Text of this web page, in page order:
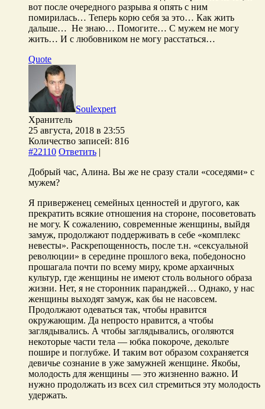
вот после очередного разрыва я опять с ним
помирилась… Теперь корю себя за это… Как жить
дальше… Не знаю… Помогите… С мужем не могу
жить… И с любовником не могу расстаться…
Quote
Soulexpert
Хранитель
25 августа, 2018 в 23:55
Количество записей: 816
#22110 Ответить |
Добрый час, Алина. Вы же не сразу стали «соседями» с
мужем?
Я приверженец семейных ценностей и другого, как
прекратить всякие отношения на стороне, посоветовать
не могу. К сожалению, современные женщины, выйдя
замуж, продолжают поддерживать в себе «комплекс
невесты». Раскрепощенность, после т.н. «сексуальной
революции» в середине прошлого века, победоносно
прошагала почти по всему миру, кроме архаичных
культур, где женщины не имеют столь вольного образа
жизни. Нет, я не сторонник паранджей… Однако, у нас
женщины выходят замуж, как бы не насовсем.
Продолжают одеваться так, чтобы нравится
окружающим. Да непросто нравится, а чтобы
заглядывались. А чтобы заглядывались, оголяются
некоторые части тела — юбка покороче, декольте
пошире и поглубже. И таким вот образом сохраняется
девичье сознание в уже замужней женщине. Якобы,
молодость для женщины — это жизненно важно. И
нужно продолжать из всех сил стремиться эту молодость
удержать.